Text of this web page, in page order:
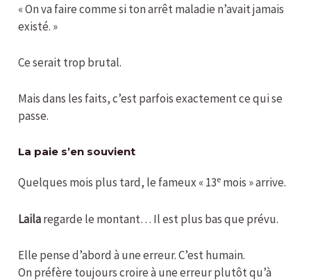
« On va faire comme si ton arrêt maladie n’avait jamais
existé. »
Ce serait trop brutal.
Mais dans les faits, c’est parfois exactement ce qui se
passe.
La paie s’en souvient
Quelques mois plus tard, le fameux « 13e mois » arrive.
Lailaregarde le montant… Il est plus bas que prévu.
Elle pense d’abord à une erreur. C’est humain.
On préfère toujours croire à une erreur plutôt qu’à